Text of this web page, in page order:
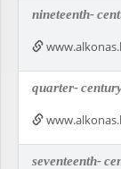
nineteenth-
quarter-
seventeenth-